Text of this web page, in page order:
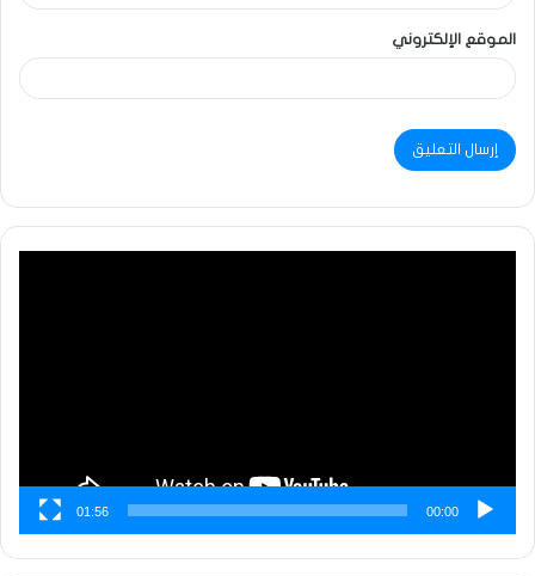
الموقع الإلكتروني
00:00
01:56